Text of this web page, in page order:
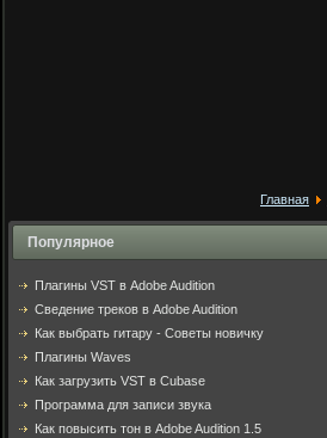
Главная
Популярное
Плагины VST в Adobe Audition
Cведение треков в Adobe Audition
Как выбрать гитару - Советы новичку
Плагины Waves
Как загрузить VST в Cubase
Программа для записи звука
Как повысить тон в Adobe Audition 1.5